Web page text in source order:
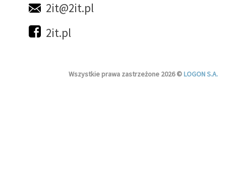
2it@2it.pl
2it.pl
Wszystkie prawa zastrzeżone 2026 ©LOGON S.A.